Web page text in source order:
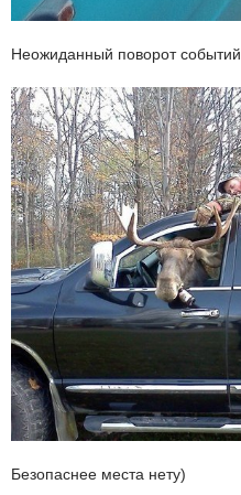
Неожиданный поворот событий
Безопаснее места нету)